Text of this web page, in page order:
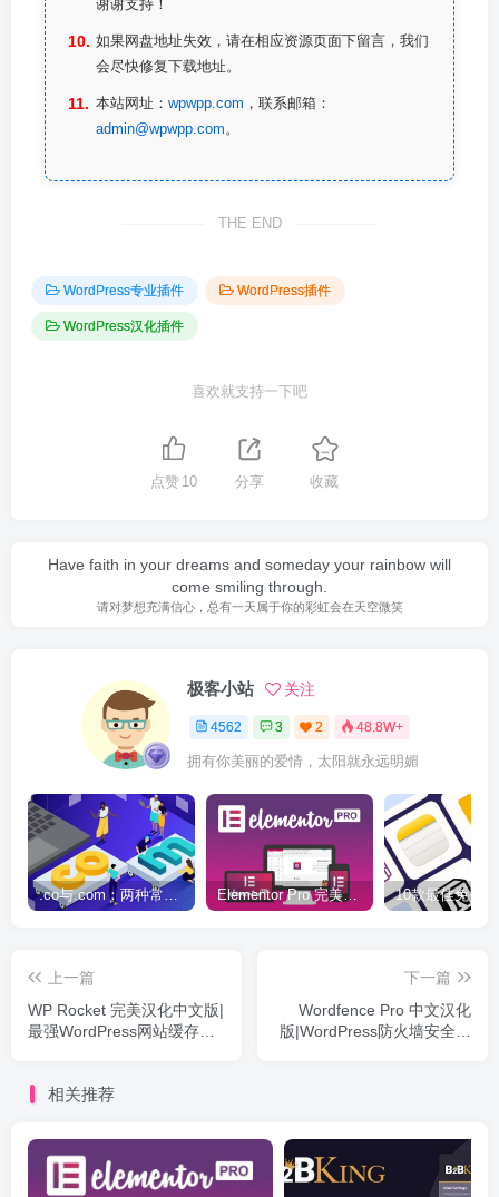
谢谢支持！
如果网盘地址失效，请在相应资源页面下留言，我们
会尽快修复下载地址。
本站网址： wpwpp.com ，联系邮箱：
admin@wpwpp.com 。
THE END
WordPress专业插件 WordPress插件
WordPress汉化插件
喜欢就支持一下吧
点赞 10 分享 收藏
Have faith in your dreams and someday your rainbow will
come smiling through.
请对梦想充满信心，总有一天属于你的彩虹会在天空微笑
极客小站 关注
4562 3 2 48.8W+
拥有你美丽的爱情，太阳就永远明媚
.co与.com：两种常用域名后缀名完全指南 Elementor Pro 完美汉化中文版（含全套模板）|可视化编辑页面自定义设计WordPress插件
上一篇
WP Rocket 完美汉化中文版|
最强WordPress网站缓存优
下一篇
Wordfence Pro 中文汉化
版|WordPress防火墙安全防
相关推荐